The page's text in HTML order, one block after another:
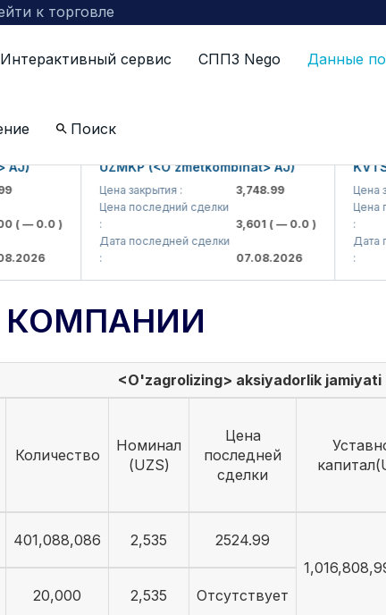
к торговле
Интерактивный сервис СППЗ Nego Данные
Поиск
0.0 )
UZMKP (<O'zmetkombinat> AJ)
Цена закрытия :
3,748.99
Цена последний сделки
3,601( — 0.0 )
Дата последней сделки
07.08.2026
KVTS
Цена
Цена
Дата
<O'zagrolizing> aksiyadorlik jamiyati
Количество
Номинал
(UZS)
Цена
последней
сделки
401,088,086 2,535
2524.99
20,000 2,535 Отсутствует